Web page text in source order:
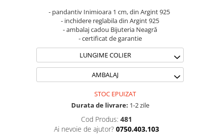
Coliere Transparente cu Pietre
Coliere Transparente Diverse
Lănțișoare cu Inimioare
Lănțișoare cu Cruce
Lănțișoare cu Stea
Lănțișoare cu Semilună
Lănțișoare cu Animale
- pandantiv Inimioara 1 cm, din Argint 925
- inchidere reglabila din Argint 925
- ambalaj cadou Bijuteria Neagră
- certificat de garantie
LUNGIME COLIER
AMBALAJ
STOC EPUIZAT
Durata de livrare: 1-2 zile
Cod Produs: 481
Ai nevoie de ajutor? 0750.403.103